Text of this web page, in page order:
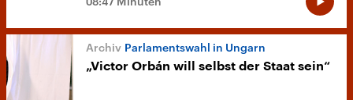
Parlamentswahl in Ungarn
„Victor Orbán will selbst der Staat sein“